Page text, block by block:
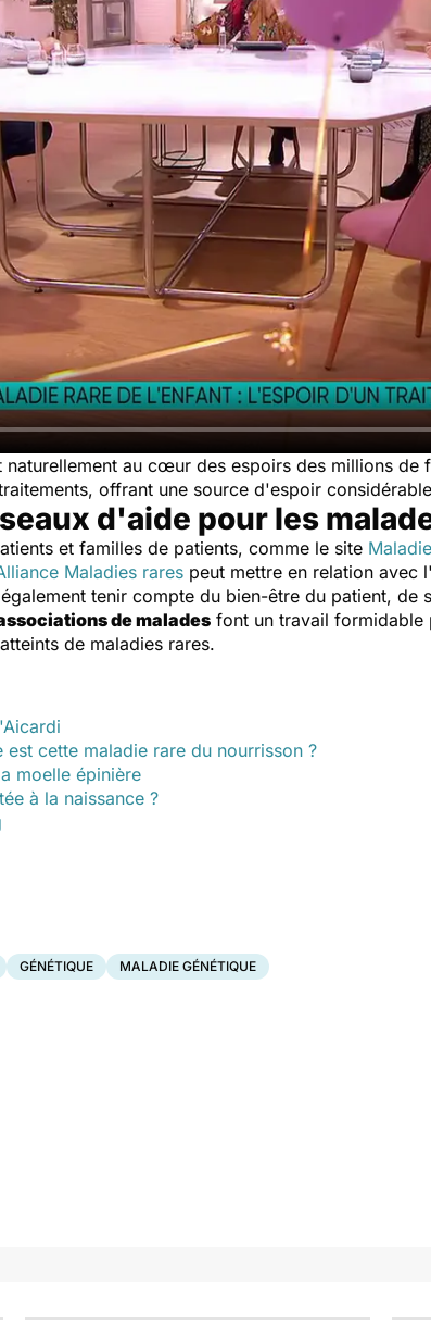
naturellement au cœur des espoirs des millions de
offrant une source d'espoir
d'aide pour les
et familles de patients, comme le site
Maladies rares peut mettre en relation avec
tenir compte du bien-être du patient, de
de malades font un travail
de maladies rares.
cette maladie rare du nourrisson ?
moelle épinière
à la naissance ?
GÉNÉTIQUE MALADIE GÉNÉTIQUE